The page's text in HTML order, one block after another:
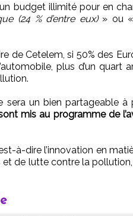
budget illimité pour en
(24 % d’entre eux) » ou «
de Cetelem, si 50% des
plus d’un quart
un bien partageable à
mis au programme de
à-dire l’innovation en
de lutte contre la